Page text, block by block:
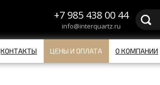
+7 985 438 00 44
info@interquartz.ru
КОНТАКТЫ ЦЕНЫ И ОПЛАТА О КОМПАНИИ